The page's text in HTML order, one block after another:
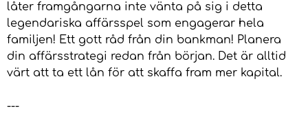
låter framgångarna inte vänta på sig i detta
legendariska affärsspel som engagerar hela
familjen! Ett gott råd från din bankman! Planera
din affärsstrategi redan från början. Det är alltid
värt att ta ett lån för att skaffa fram mer kapital.
---